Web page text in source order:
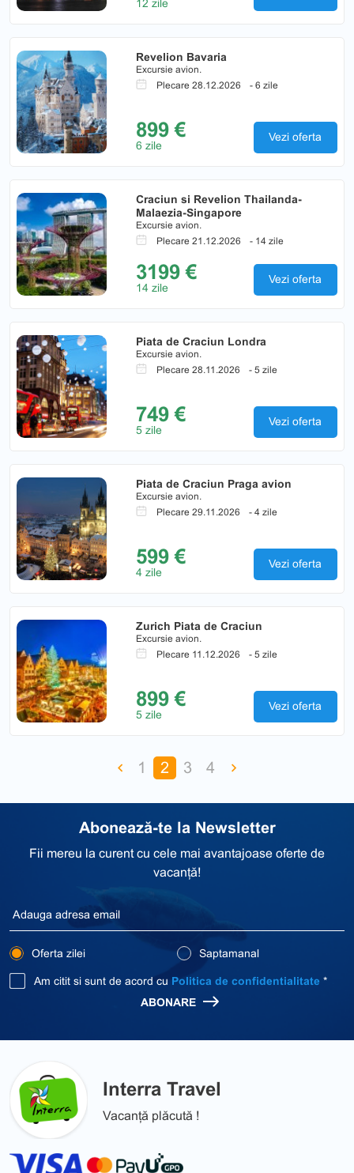
12 zile
Revelion Bavaria
Excursie avion.
Plecare 28.12.2026
- 6 zile
899 €
6 zile
Vezi oferta
Craciun si Revelion Thailanda-
Malaezia-Singapore
Excursie avion.
Plecare 21.12.2026
- 14 zile
3199 €
14 zile
Vezi oferta
Piata de Craciun Londra
Excursie avion.
Plecare 28.11.2026
- 5 zile
749 €
5 zile
Vezi oferta
Piata de Craciun Praga avion
Excursie avion.
Plecare 29.11.2026
- 4 zile
599 €
4 zile
Vezi oferta
Zurich Piata de Craciun
Excursie avion.
Plecare 11.12.2026
- 5 zile
899 €
5 zile
Vezi oferta
1 2 3 4
Abonează-te la Newsletter
Fii mereu la curent cu cele mai avantajoase oferte de
vacanță!
Oferta zilei Saptamanal
Am citit si sunt de acord cu Politica de confidentialitate *
ABONARE
Interra Travel
Vacanță plăcută !